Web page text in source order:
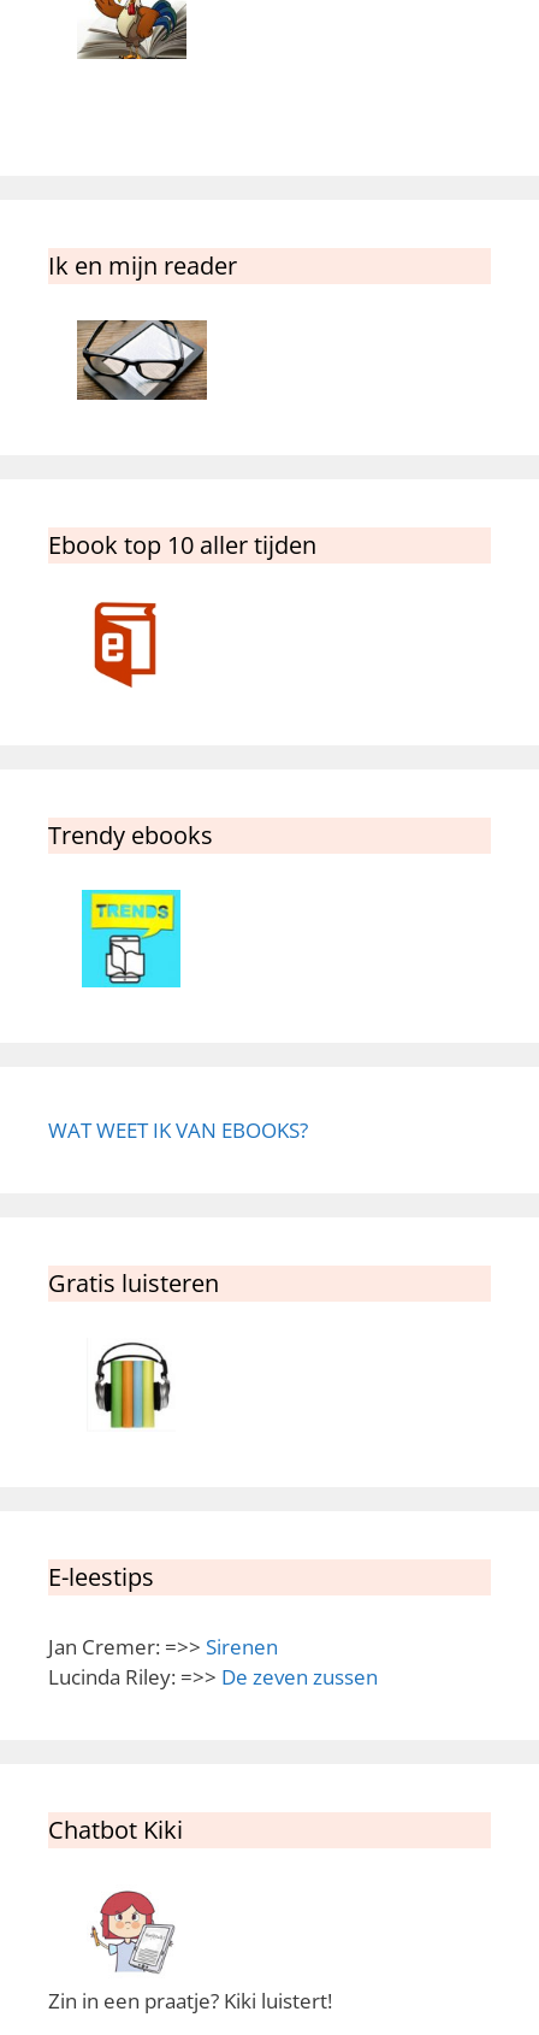
Ik en mijn reader
Ebook top 10 aller tijden
Trendy ebooks
WAT WEET IK VAN EBOOKS?
Gratis luisteren
E-leestips
Jan Cremer: =>> Sirenen
Lucinda Riley: =>> De zeven zussen
Chatbot Kiki
Zin in een praatje? Kiki luistert!